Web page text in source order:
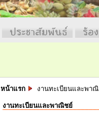
ประชาสัมพันธ์ ร้อ
หน้าแรก งานทะเบียนและพา
งานทะเบียนและพาณิชย์